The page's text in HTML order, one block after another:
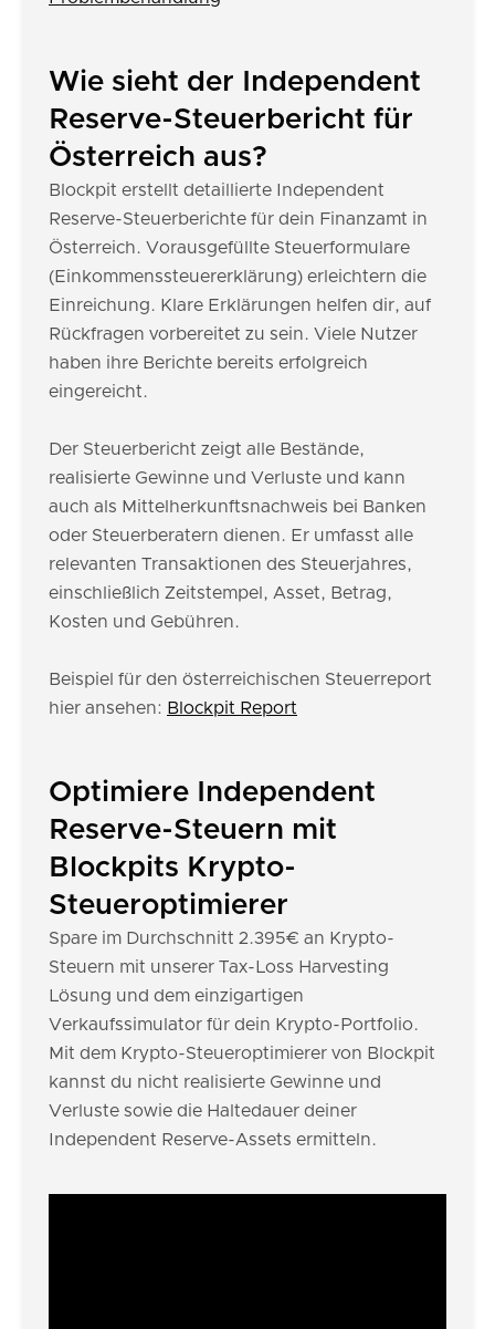
Wie sieht der Independent
Reserve-Steuerbericht für
Österreich aus?
Blockpit erstellt detaillierte Independent
Reserve-Steuerberichte für dein Finanzamt in
Österreich. Vorausgefüllte Steuerformulare
(Einkommenssteuererklärung) erleichtern die
Einreichung. Klare Erklärungen helfen dir, auf
Rückfragen vorbereitet zu sein. Viele Nutzer
haben ihre Berichte bereits erfolgreich
eingereicht.
Der Steuerbericht zeigt alle Bestände,
realisierte Gewinne und Verluste und kann
auch als Mittelherkunftsnachweis bei Banken
oder Steuerberatern dienen. Er umfasst alle
relevanten Transaktionen des Steuerjahres,
einschließlich Zeitstempel, Asset, Betrag,
Kosten und Gebühren.
Beispiel für den österreichischen Steuerreport
hier ansehen: Blockpit Report
Optimiere Independent
Reserve-Steuern mit
Blockpits Krypto-
Steueroptimierer
Spare im Durchschnitt 2.395€ an Krypto-
Steuern mit unserer Tax-Loss Harvesting
Lösung und dem einzigartigen
Verkaufssimulator für dein Krypto-Portfolio.
Mit dem Krypto-Steueroptimierer von Blockpit
kannst du nicht realisierte Gewinne und
Verluste sowie die Haltedauer deiner
Independent Reserve-Assets ermitteln.